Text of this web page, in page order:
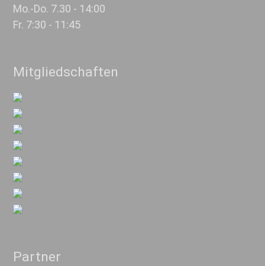
Mo.-Do. 7.30 - 14:00
Fr. 7:30 - 11:45
Mitgliedschaften
Partner